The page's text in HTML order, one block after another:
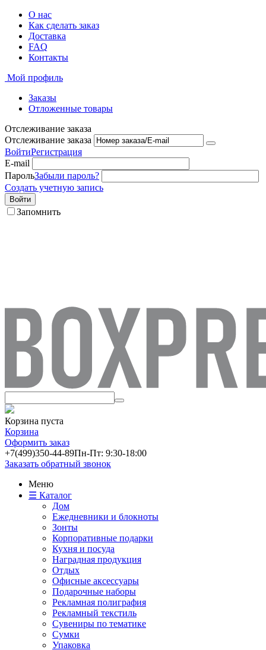
О нас
Как сделать заказ
Доставка
FAQ
Контакты
Мой профиль
Заказы
Отложенные товары
Отслеживание заказа
Отслеживание заказа
ВойтиРегистрация
E-mail
ПарольЗабыли пароль?
Создать учетную запись
Войти
Запомнить
Корзина пуста
Корзина
Оформить заказ
+7(499)350-44-89Пн-Пт: 9:30-18:00
Заказать обратный звонок
Меню
☰ Каталог
Дом
Ежедневники и блокноты
Зонты
Корпоративные подарки
Кухня и посуда
Наградная продукция
Отдых
Офисные аксессуары
Подарочные наборы
Рекламная полиграфия
Рекламный текстиль
Сувениры по тематике
Сумки
Упаковка